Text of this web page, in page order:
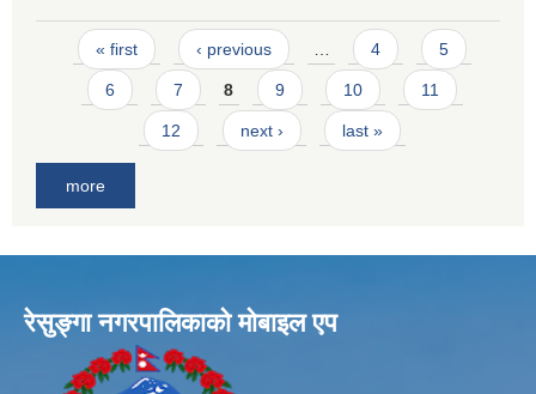
Pages
« first ‹ previous 4 5
6 7 8 9 10 11
12 next › last »
more
रेसुङ्गा नगरपालिकाकाे माेबाइल एप